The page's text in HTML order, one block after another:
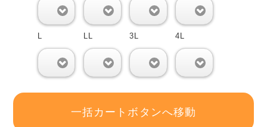
L LL 3L 4L
一括カートボタンへ移動